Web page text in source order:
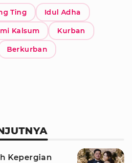
Ting Idul Adha
Kalsum Kurban
Berkurban
Kepergian